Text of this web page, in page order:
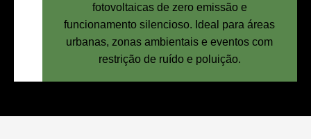
fotovoltaicas de zero emissão e
funcionamento silencioso. Ideal para áreas
urbanas, zonas ambientais e eventos com
restrição de ruído e poluição.